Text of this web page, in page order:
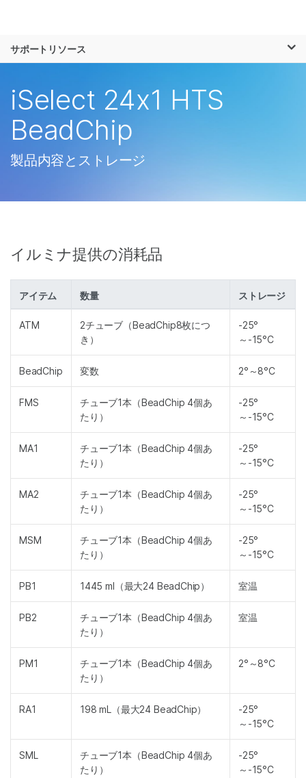
ソリューション
企業情報
サポート
サポートリソース
iSelect 24x1 HTS
BeadChip
製品内容とストレージ
イルミナ提供の消耗品
アイテム 数量 ストレージ
ATM
2チューブ（BeadChip8枚につ
き）
-25°
～-15°C
BeadChip 変数 2°～8°C
FMS
チューブ1本（BeadChip 4個あ
たり）
-25°
～-15°C
MA1
チューブ1本（BeadChip 4個あ
たり）
-25°
～-15°C
MA2
チューブ1本（BeadChip 4個あ
たり）
-25°
～-15°C
MSM
チューブ1本（BeadChip 4個あ
たり）
-25°
～-15°C
PB1 1445 ml（最大24 BeadChip） 室温
PB2
チューブ1本（BeadChip 4個あ
たり）
室温
PM1
チューブ1本（BeadChip 4個あ
たり）
2°～8°C
RA1 198 mL（最大24 BeadChip）
-25°
～-15°C
SML
チューブ1本（BeadChip 4個あ
たり）
-25°
～-15°C
お気に入りの分野を選択すると、関連性の
高いコンテンツへのリンクが表示されます:
がん研究
微生物研究
農学研究
複雑な疾患
臨床オンコロジー
生殖医学